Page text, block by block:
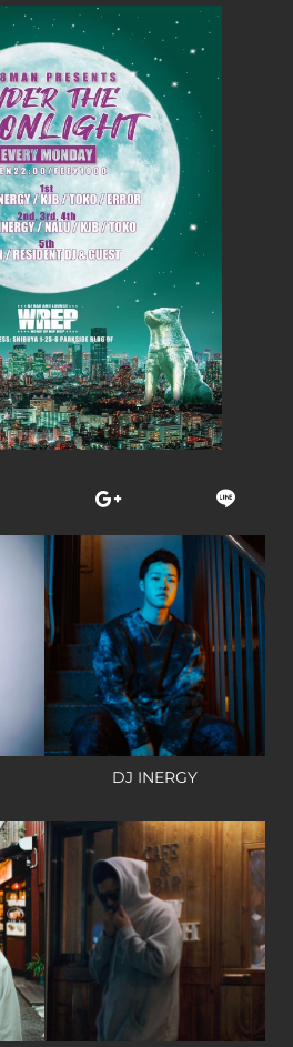
DJ INERGY